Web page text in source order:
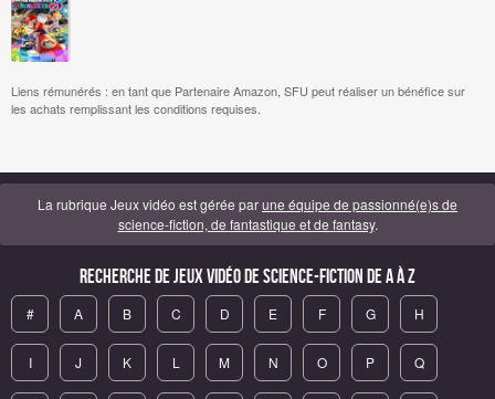
Liens rémunérés : en tant que Partenaire Amazon, SFU peut réaliser un bénéfice sur
les achats remplissant les conditions requises.
La rubrique Jeux vidéo est gérée parune équipe de passionné(e)s de
science-fiction, de fantastique et de fantasy.
Recherche de Jeux vidéo de science-fiction de A à Z
# A B C D E F G H
I J K L M N O P Q